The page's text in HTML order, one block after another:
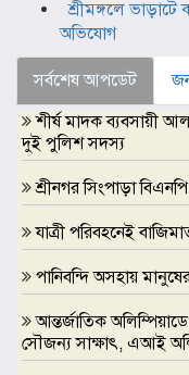
শ্রীমঙ্গলে
অভিযোগ
সর্বশেষ আপডেট
শীর্ষ মাদক ব্যবসায়ী
দুই পুলিশ সদস্য
শ্রীনগর সিংপাড়া
যাত্রী পরিবহনেই
পানিবন্দি অসহায়
আন্তর্জাতিক অলিম্পিয়াডে
সৌজন্য সাক্ষাৎ, এআই